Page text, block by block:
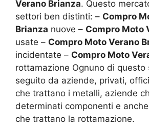
Verano Brianza. Questo
settori ben distinti: – Compro
Brianza nuove – Compro Moto
usate – Compro Moto Verano
incidentate – Compro Moto
rottamazione Ognuno di questo
seguito da aziende, privati,
che trattano i metalli, aziende
determinati componenti e
che trattano la rottamazione.